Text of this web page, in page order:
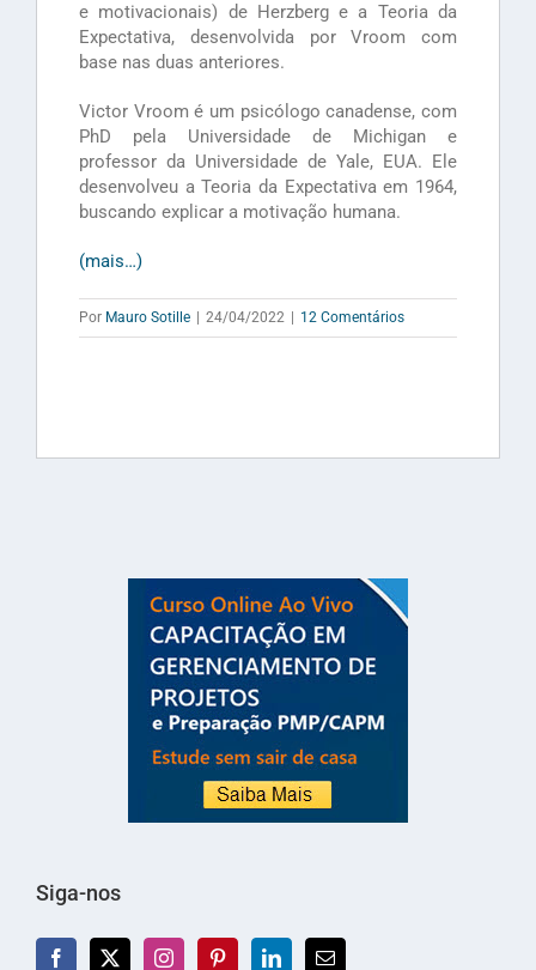
e motivacionais) de Herzberg e a Teoria da
Expectativa, desenvolvida por Vroom com
base nas duas anteriores.
Victor Vroom é um psicólogo canadense, com
PhD pela Universidade de Michigan e
professor da Universidade de Yale, EUA. Ele
desenvolveu a Teoria da Expectativa em 1964,
buscando explicar a motivação humana.
(mais…)
Por Mauro Sotille 24/04/2022 12 Comentários
Siga-nos